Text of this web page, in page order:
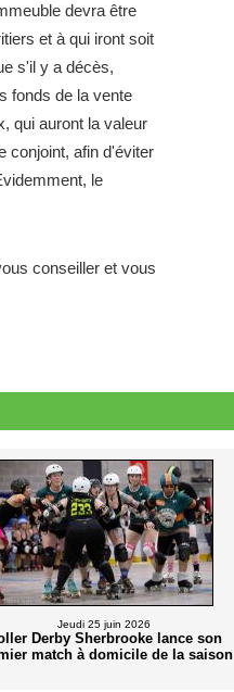
devra être
et à qui iront soit
s'il y a décès,
fonds de la vente
qui auront la valeur
conjoint, afin d'éviter
le
conseiller et vous
Jeudi 25 juin 2026
Derby Sherbrooke lance son
match à domicile de la saison